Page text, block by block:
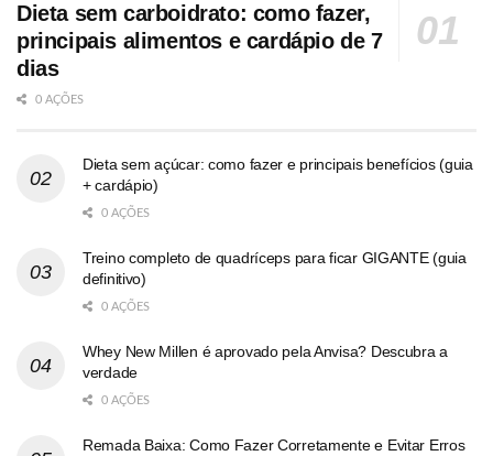
Dieta sem carboidrato: como fazer,
principais alimentos e cardápio de 7
dias
0 AÇÕES
Dieta sem açúcar: como fazer e principais benefícios (guia
+ cardápio)
0 AÇÕES
Treino completo de quadríceps para ficar GIGANTE (guia
definitivo)
0 AÇÕES
Whey New Millen é aprovado pela Anvisa? Descubra a
verdade
0 AÇÕES
Remada Baixa: Como Fazer Corretamente e Evitar Erros